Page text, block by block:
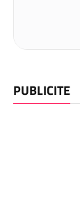
PUBLICITE